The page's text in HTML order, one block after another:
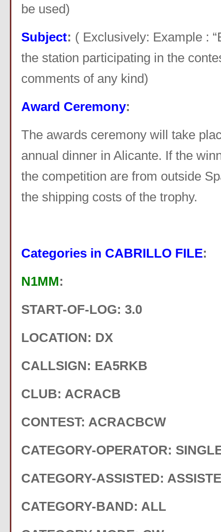
be used)
Subject: ( Exclusively: Example :
the station participating in the
comments of any kind)
Award Ceremony:
The awards ceremony will take
annual dinner in Alicante. If the
the competition are from outside
the shipping costs of the trophy.
Categories in CABRILLO FILE:
N1MM:
START-OF-LOG: 3.0
LOCATION: DX
CALLSIGN: EA5RKB
CLUB: ACRACB
CONTEST: ACRACBCW
CATEGORY-OPERATOR:
CATEGORY-ASSISTED:
CATEGORY-BAND: ALL